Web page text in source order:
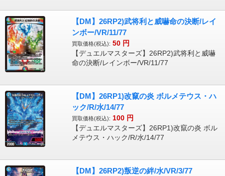
【DM】26RP2)武将利と威嚇命の決断/レイ
ンボー/VR/11/77
買取価格(税込): 50 円
【デュエルマスターズ】26RP2)武将利と威嚇
命の決断/レインボー/VR/11/77
【DM】26RP1)改竄の炎 ボルメテウス・ハ
ック/R/水/14/77
買取価格(税込): 100 円
【デュエルマスターズ】26RP1)改竄の炎 ボル
メテウス・ハック/R/水/14/77
【DM】26RP2)叛逆の絆/水/VR/3/77